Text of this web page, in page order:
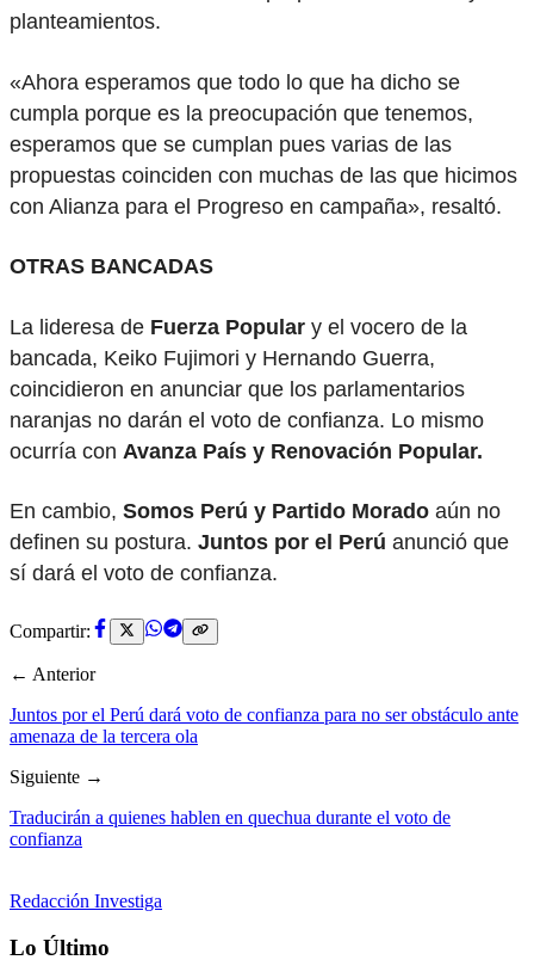
planteamientos.
«Ahora esperamos que todo lo que ha dicho se
cumpla porque es la preocupación que tenemos,
esperamos que se cumplan pues varias de las
propuestas coinciden con muchas de las que hicimos
con Alianza para el Progreso en campaña», resaltó.
OTRAS BANCADAS
La lideresa de Fuerza Popular y el vocero de la
bancada, Keiko Fujimori y Hernando Guerra,
coincidieron en anunciar que los parlamentarios
naranjas no darán el voto de confianza. Lo mismo
ocurría con Avanza País y Renovación Popular.
En cambio, Somos Perú y Partido Morado aún no
definen su postura. Juntos por el Perú anunció que
sí dará el voto de confianza.
Compartir:
← Anterior
Juntos por el Perú dará voto de confianza para no ser obstáculo ante
amenaza de la tercera ola
Siguiente →
Traducirán a quienes hablen en quechua durante el voto de
confianza
Redacción Investiga
Lo Último